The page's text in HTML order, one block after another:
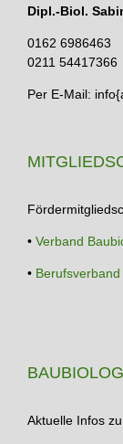
Dipl.-Biol.
0162 6986463
0211 54417366
Per E-Mail:
• Verband
•
Aktuelle Infos